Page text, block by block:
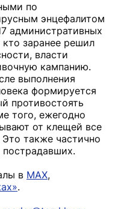
по
энцефалитом
административных
заранее решил
власти
кампанию.
выполнения
формируется
противостоять
того, ежегодно
от клещей все
также частично
пострадавших.
в MAX,
.